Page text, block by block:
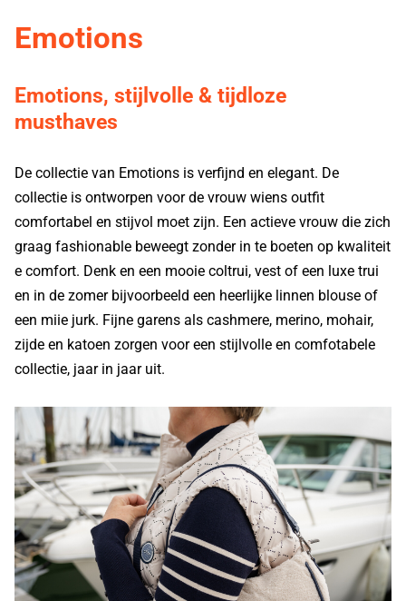
Emotions
Emotions, stijlvolle & tijdloze
musthaves
De collectie van Emotions is verfijnd en elegant. De
collectie is ontworpen voor de vrouw wiens outfit
comfortabel en stijvol moet zijn. Een actieve vrouw die zich
graag fashionable beweegt zonder in te boeten op kwaliteit
e comfort. Denk en een mooie coltrui, vest of een luxe trui
en in de zomer bijvoorbeeld een heerlijke linnen blouse of
een miie jurk. Fijne garens als cashmere, merino, mohair,
zijde en katoen zorgen voor een stijlvolle en comfotabele
collectie, jaar in jaar uit.